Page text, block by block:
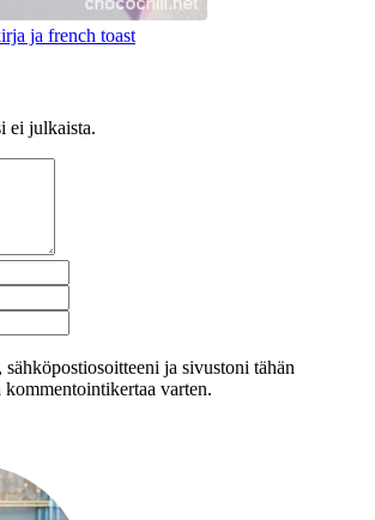
ja french toast
ei julkaista.
ja sivustoni tähän
kommentointikertaa varten.